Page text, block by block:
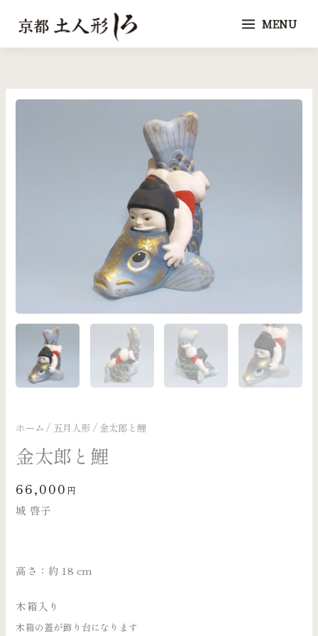
を
キ
MENU
ホーム / 五月人形 / 金太郎と鯉
金太郎と鯉
66,000 円
城 啓子
高さ：約 18 cm
木箱入り
木箱の蓋が飾り台になります